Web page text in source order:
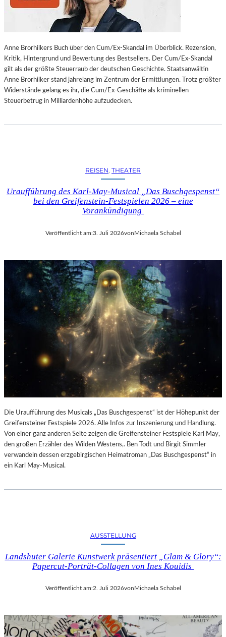
U
G
S
B
E
R
S
H
A
B
K
U
L
T
U
R
-
B
O
G
Anne Brorhilkers Buch über den Cum/Ex-Skandal im Überblick. Rezension,
Kritik, Hintergrund und Bewertung des Bestsellers. Der Cum/Ex-Skandal
gilt als der größte Steuerraub der deutschen Geschichte. Staatsanwältin
Anne Brorhilker stand jahrelang im Zentrum der Ermittlungen. Trotz größter
Widerstände gelang es ihr, die Cum/Ex-Geschäfte als kriminellen
Steuerbetrug in Milliardenhöhe aufzudecken.
REISEN, THEATER
Uraufführung des Karl-May-Musical „Das Buschgespenst“
bei den Greifenstein-Festspielen 2026 – eine
Vorankündigung
Veröffentlicht am:3. Juli 2026vonMichaela Schabel
Die Uraufführung des Musicals „Das Buschgespenst“ ist der Höhepunkt der
Greifensteiner Festspiele 2026. Alle Infos zur Inszenierung und Handlung.
Von einer ganz anderen Seite zeigen die Greifensteiner Festspiele Karl May,
den großen Erzähler des Wilden Westens,. Ben Todt und Birgit Simmler
verwandeln dessen erzgebirgischen Heimatroman „Das Buschgespenst“ in
ein Karl May-Musical.
AUSSTELLUNG
Landshuter Galerie Kunstwerk präsentiert „Glam & Glory“:
Papercut-Porträt-Collagen von Ines Kouidis
Veröffentlicht am:2. Juli 2026vonMichaela Schabel